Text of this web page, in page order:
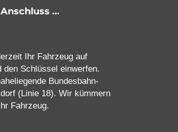
…
Ihr Fahrzeug auf
den Schlüssel einwerfen.
Bundesbahn-
(Linie 18). Wir kümmern
Fahrzeug.